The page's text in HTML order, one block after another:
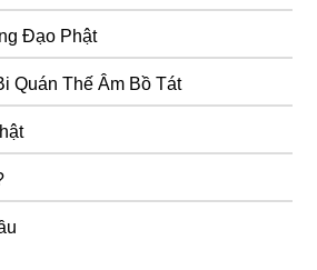
Đạo Phật
Quán Thế Âm Bồ Tát